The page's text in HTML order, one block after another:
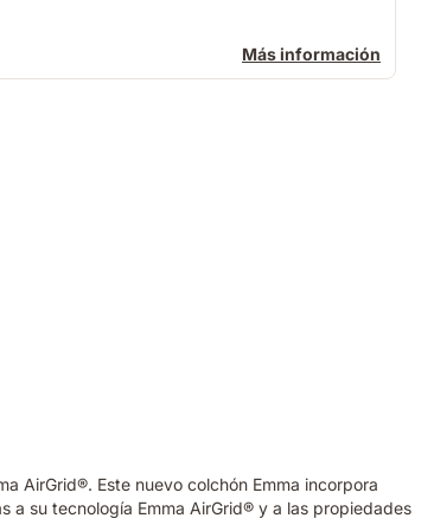
Más información
AirGrid®. Este nuevo colchón Emma incorpora
a su tecnología Emma AirGrid® y a las propiedades